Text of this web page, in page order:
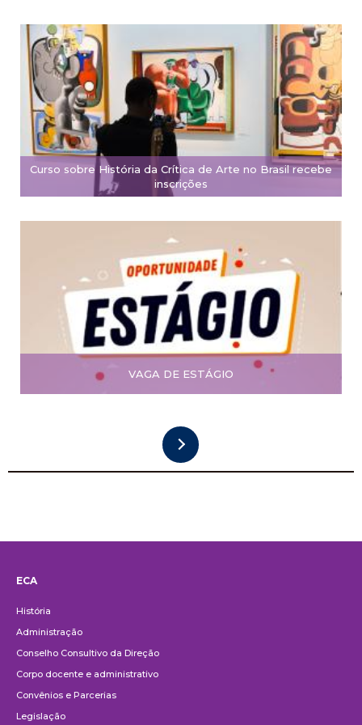
Curso sobre História da Crítica de Arte no Brasil recebe
inscrições
VAGA DE ESTÁGIO
ECA
História
Administração
Conselho Consultivo da Direção
Corpo docente e administrativo
Convênios e Parcerias
Legislação